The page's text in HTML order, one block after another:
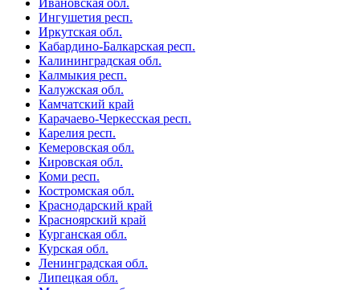
Ингушетия респ.
Иркутская обл.
Кабардино-Балкарская респ.
Калининградская обл.
Калмыкия респ.
Калужская обл.
Камчатский край
Карачаево-Черкесская респ.
Карелия респ.
Кемеровская обл.
Кировская обл.
Коми респ.
Костромская обл.
Краснодарский край
Красноярский край
Курганская обл.
Курская обл.
Ленинградская обл.
Липецкая обл.